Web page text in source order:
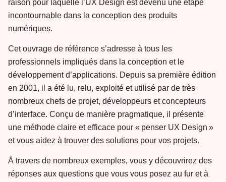
raison pour laquelle l’UX Design est devenu une étape
incontournable dans la conception des produits
numériques.
Cet ouvrage de référence s’adresse à tous les
professionnels impliqués dans la conception et le
développement d’applications. Depuis sa première édition
en 2001, il a été lu, relu, exploité et utilisé par de très
nombreux chefs de projet, développeurs et concepteurs
d’interface. Conçu de manière pragmatique, il présente
une méthode claire et efficace pour « penser UX Design »
et vous aidez à trouver des solutions pour vos projets.
À travers de nombreux exemples, vous y découvrirez des
réponses aux questions que vous vous posez au fur et à